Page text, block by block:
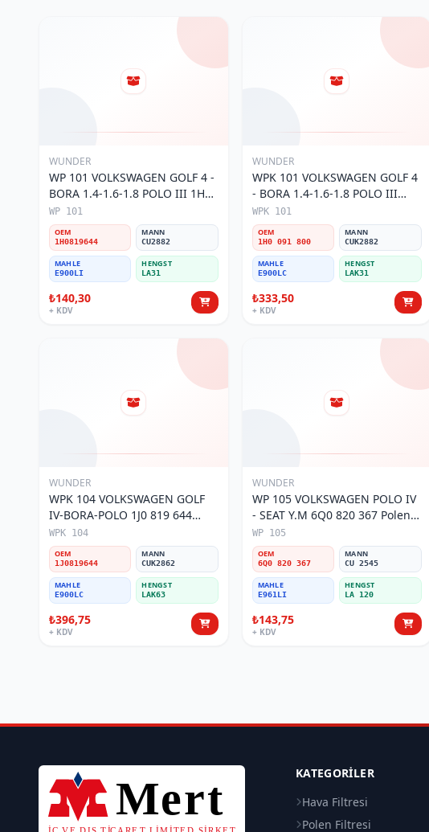
WUNDER
WP 101 VOLKSWAGEN GOLF 4 -
BORA 1.4-1.6-1.8 POLO III 1H0
819 644 Polen Filtresi
WP 101
OEM
1H0819644
MANN
CU2882
MAHLE
E900LI
HENGST
LA31
₺140,30
+ KDV
WUNDER
WPK 101 VOLKSWAGEN GOLF 4
- BORA 1.4-1.6-1.8 POLO III
KARBONLU 1H0 091 800 Polen
Filtresi
WPK 101
OEM
1H0 091 800
MANN
CUK2882
MAHLE
E900LC
HENGST
LAK31
₺333,50
+ KDV
WUNDER
WPK 104 VOLKSWAGEN GOLF
IV-BORA-POLO 1J0 819 644
Polen Filtresi
WPK 104
OEM
1J0819644
MANN
CUK2862
MAHLE
E900LC
HENGST
LAK63
₺396,75
+ KDV
WUNDER
WP 105 VOLKSWAGEN POLO IV
- SEAT Y.M 6Q0 820 367 Polen
Filtresi
WP 105
OEM
6Q0 820 367
MANN
CU 2545
MAHLE
E961LI
HENGST
LA 120
₺143,75
+ KDV
KATEGORILER
Hava Filtresi
Polen Filtresi